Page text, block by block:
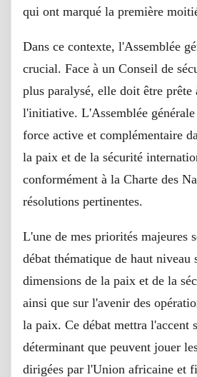
qui ont marqué la première
Dans ce contexte, l'Assemblée
crucial. Face à un Conseil de
plus paralysé, elle doit être prête
l'initiative. L'Assemblée
force active et complémentaire
la paix et de la sécurité
conformément à la Charte des
résolutions pertinentes.
L'une de mes priorités majeures
débat thématique de haut niveau
dimensions de la paix et de la
ainsi que sur l'avenir des
la paix. Ce débat mettra l'accent
déterminant que peuvent jouer
dirigées par l'Union africaine et